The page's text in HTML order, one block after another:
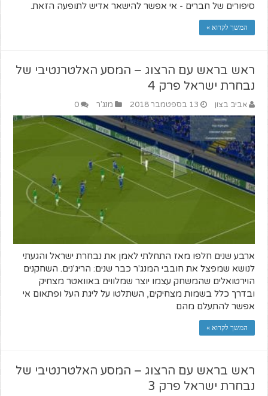
סיפורים של חברים - אי אפשר להישאר אדיש לתופעה הזאת.
המשך לקרוא »
ראש בראש עם הרצוג – המסע האלטרנטיבי של
נבחרת ישראל פרק 4
אביב בצון 13 בספטמבר 2018 מנג'ר 0
ארבע שנים חלפו מאז התחלתי לאמן את נבחרת ישראל והגעתי
לנושא שמפצל את חובבי המנג'ר כבר שנים: הריג'נים. השחקנים
הוירטואלים שהמשחק עצמו יוצר שמלווים באוואטר מצחיק
ובדרך כלל בשמות מצחיקים, השתלטו על ליגת העל ופתאום אי
אפשר להתעלם מהם
המשך לקרוא »
ראש בראש עם הרצוג – המסע האלטרנטיבי של
נבחרת ישראל פרק 3